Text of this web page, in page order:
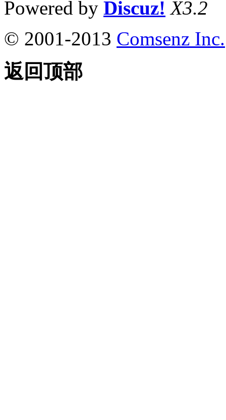
Powered by Discuz! X3.2
© 2001-2013 Comsenz Inc.
返回顶部